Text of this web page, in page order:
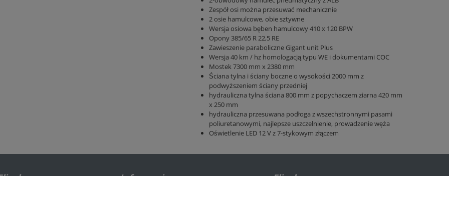
Zespół osi można przesuwać mechanicznie
2 osie hamulcowe, obie sztywne
Wersja osiowa bęben hamulcowy 410 x 120 BPW
Opony 385/65 R 22,5 RE
Zawieszenie paraboliczne Gigant unit Plus
Wersja 40 km / hz homologacją typu WE i dokumentami COC
Mostek 7300 mm x 2380 mm
Ściana tylna i ściany boczne o wysokości 2000 mm z
podwyższeniem ściany przedniej
hydrauliczna tylna ściana 800 mm z popychaczem ziarna 420 mm
x 250 mm
hydrauliczna przesuwana podłoga z wszechstronnymi pasami
poliuretanowymi, najlepsze uszczelnienie, prowadzenie węża
Oświetlenie LED 12 V z 7-stykowym złączem
Informacje prawne Fliegl w ...